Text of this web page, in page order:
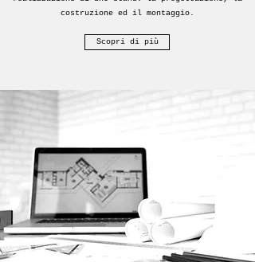
costruzione ed il montaggio.
Scopri di più